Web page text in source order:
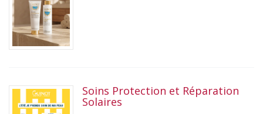
Soins Protection et Réparation
Solaires